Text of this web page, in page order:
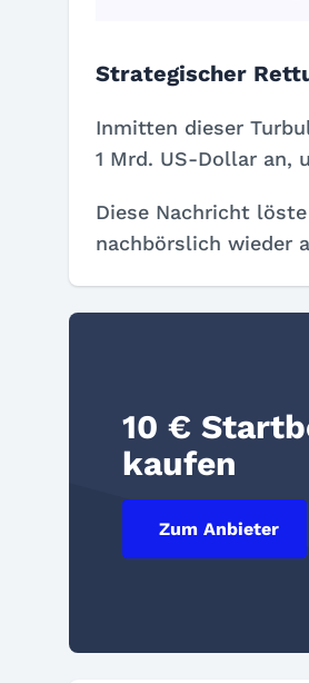
Strategischer
Inmitten dieser
1 Mrd. US-Dollar an,
Diese Nachricht
nachbörslich wieder
10 €
kaufen
Zum Anbieter